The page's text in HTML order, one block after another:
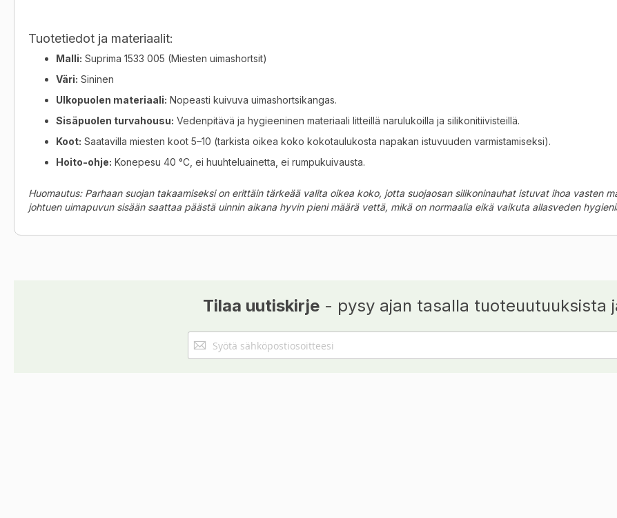
Tuotetiedot ja materiaalit:
Malli: Suprima 1533 005 (Miesten uimashortsit)
Väri: Sininen
Ulkopuolen materiaali: Nopeasti kuivuva uimashortsikangas.
Sisäpuolen turvahousu: Vedenpitävä ja hygieeninen materiaali litteillä narulukoilla ja silikonitiivisteillä.
Koot: Saatavilla miesten koot 5–10 (tarkista oikea koko kokotaulukosta napakan istuvuuden varmistamiseksi).
Hoito-ohje: Konepesu 40 °C, ei huuhteluainetta, ei rumpukuivausta.
Huomautus: Parhaan suojan takaamiseksi on erittäin tärkeää valita oikea koko, jotta suojaosan silikoninauhat istuvat ihoa vasten
johtuen uimapuvun sisään saattaa päästä uinnin aikana hyvin pieni määrä vettä, mikä on normaalia eikä vaikuta allasveden
Tilaa uutiskirje- pysy ajan tasalla tuoteuutuuksista
uutiskirjeemme: